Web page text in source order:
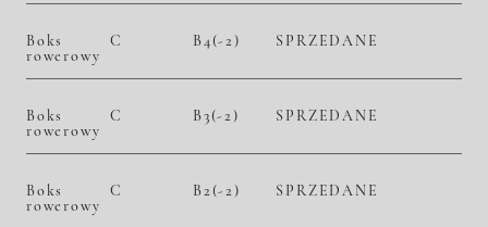
Boks
rowerowy
C B4(-2) SPRZEDANE
Boks
rowerowy
C B3(-2) SPRZEDANE
Boks
rowerowy
C B2(-2) SPRZEDANE